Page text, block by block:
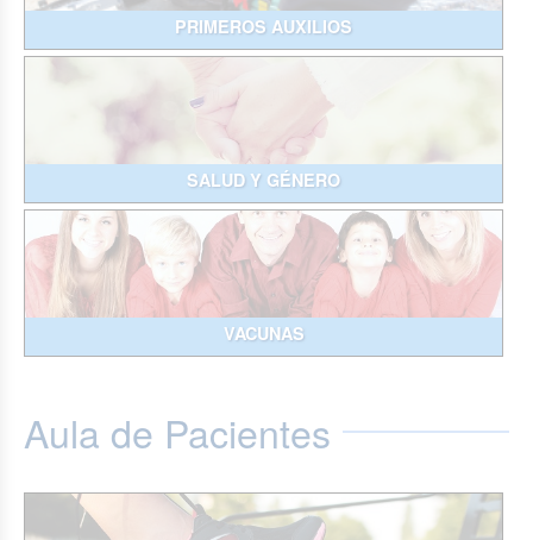
PRIMEROS AUXILIOS
SALUD Y GÉNERO
VACUNAS
Aula de Pacientes